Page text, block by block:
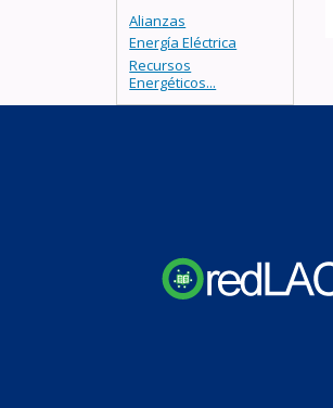
Alianzas
Energía Eléctrica
Recursos
Energéticos...